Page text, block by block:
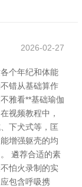
2026-02-27
个年纪和体能
错从基础算作
雅看**基础瑜伽
视频教程中，
下犬式等，匡
增强躯壳的均
遴荐合适的素
怕火录制的实
包含呼吸携